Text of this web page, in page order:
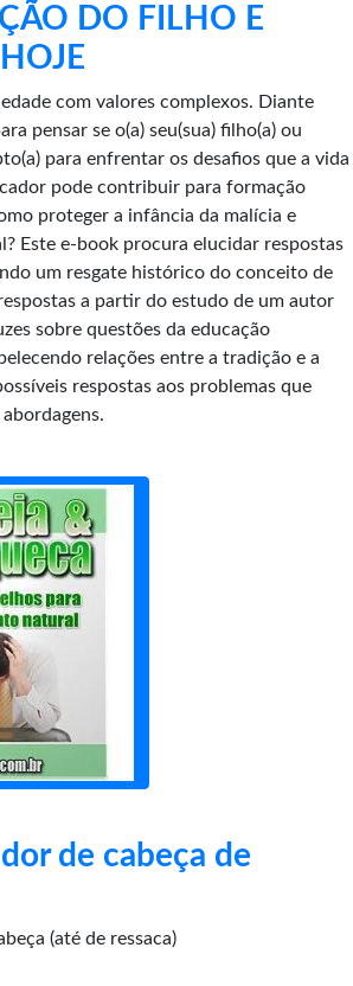
DO FILHO E
com valores complexos. Diante
pensar se o(a) seu(sua) filho(a) ou
para enfrentar os desafios que a vida
pode contribuir para formação
proteger a infância da malícia e
Este e-book procura elucidar respostas
um resgate histórico do conceito de
a partir do estudo de um autor
sobre questões da educação
relações entre a tradição e a
respostas aos problemas que
de cabeça de
(até de ressaca)